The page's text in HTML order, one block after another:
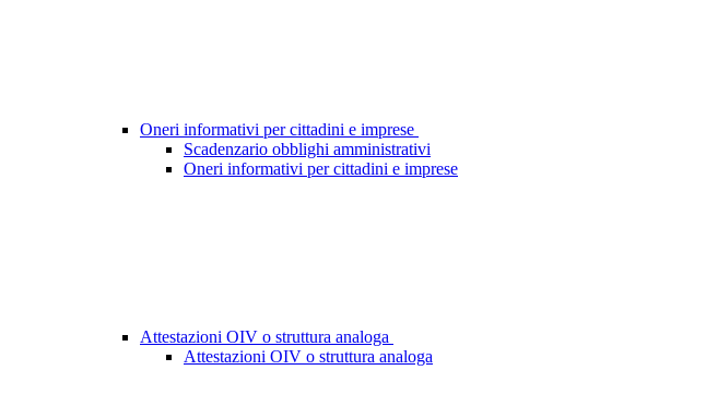
Oneri informativi per cittadini e imprese
Scadenzario obblighi amministrativi
Oneri informativi per cittadini e imprese
Attestazioni OIV o struttura analoga
Attestazioni OIV o struttura analoga